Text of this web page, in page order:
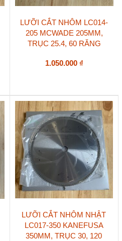
LƯỠI CẮT NHÔM LC014-
205 MCWADE 205MM,
TRỤC 25.4, 60 RĂNG
1.050.000 ₫
LƯỠI CẮT NHÔM NHẬT
LC017-350 KANEFUSA
350MM, TRỤC 30, 120